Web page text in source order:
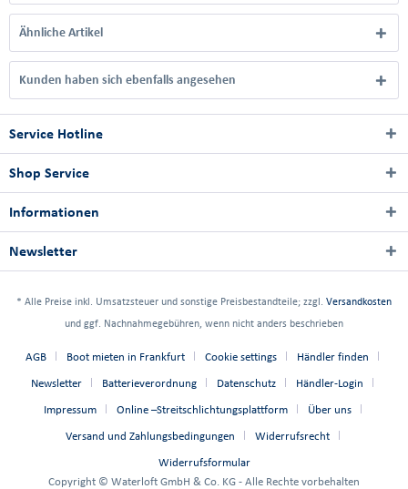
Ähnliche Artikel
Kunden haben sich ebenfalls angesehen
Service Hotline
Shop Service
Informationen
Newsletter
* Alle Preise inkl. Umsatzsteuer und sonstige Preisbestandteile; zzgl. Versandkosten
und ggf. Nachnahmegebühren, wenn nicht anders beschrieben
AGB Boot mieten in Frankfurt Cookie settings Händler finden
Newsletter Batterieverordnung Datenschutz Händler-Login
Impressum Online –Streitschlichtungsplattform Über uns
Versand und Zahlungsbedingungen Widerrufsrecht
Widerrufsformular
Copyright © Waterloft GmbH & Co. KG - Alle Rechte vorbehalten